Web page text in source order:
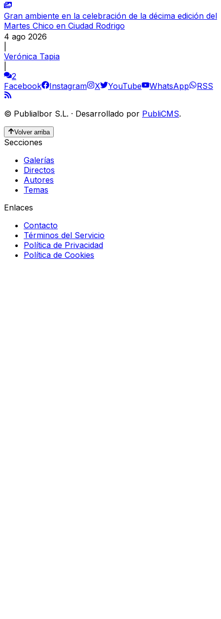
Gran ambiente en la celebración de la décima edición del
Martes Chico en Ciudad Rodrigo
4 ago 2026
Verónica Tapia
2
Facebook
Instagram X YouTube WhatsApp RSS
© Publialbor S.L. · Desarrollado por PubliCMS.
Volver arriba
Secciones
Galerías
Directos
Autores
Temas
Enlaces
Contacto
Términos del Servicio
Política de Privacidad
Política de Cookies